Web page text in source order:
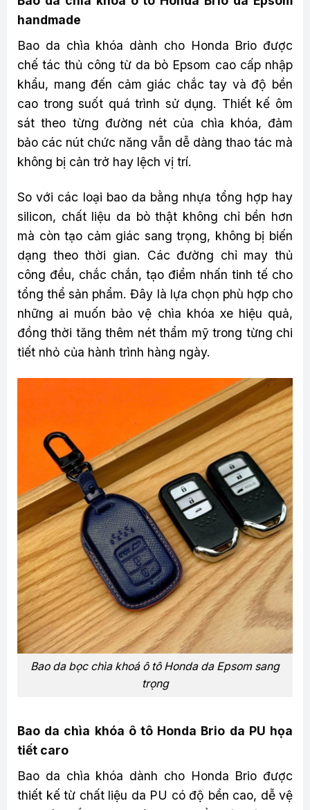
handmade
Bao da chìa khóa dành cho Honda Brio được
chế tác thủ công từ da bò Epsom cao cấp nhập
khẩu, mang đến cảm giác chắc tay và độ bền
cao trong suốt quá trình sử dụng. Thiết kế ôm
sát theo từng đường nét của chìa khóa, đảm
bảo các nút chức năng vẫn dễ dàng thao tác mà
không bị cản trở hay lệch vị trí.
So với các loại bao da bằng nhựa tổng hợp hay
silicon, chất liệu da bò thật không chỉ bền hơn
mà còn tạo cảm giác sang trọng, không bị biến
dạng theo thời gian. Các đường chỉ may thủ
công đều, chắc chắn, tạo điểm nhấn tinh tế cho
tổng thể sản phẩm. Đây là lựa chọn phù hợp cho
những ai muốn bảo vệ chìa khóa xe hiệu quả,
đồng thời tăng thêm nét thẩm mỹ trong từng chi
tiết nhỏ của hành trình hàng ngày.
Bao da bọc chìa khoá ô tô Honda da Epsom sang
trọng
Bao da chìa khóa ô tô Honda Brio da PU họa
tiết caro
Bao da chìa khóa dành cho Honda Brio được
thiết kế từ chất liệu da PU có độ bền cao, dễ vệ